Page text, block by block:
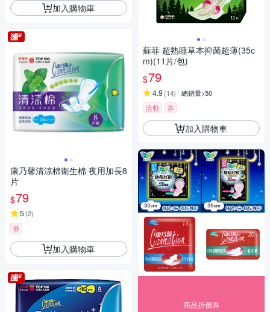
加入購物車
康乃馨清涼棉衛生棉 夜用加長8
片
$79
5 (2)
券
加入購物車
蘇菲 超熟睡草本抑菌超薄(35c
m)(11片/包)
$79
4.9 (14) 總銷量>50
活動 券
加入購物車
商品折價券